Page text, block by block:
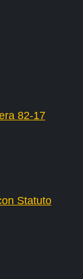
82-17
Statuto